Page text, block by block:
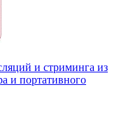
и стриминга из
и портативного